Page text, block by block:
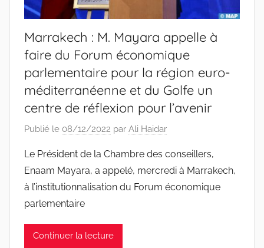
Marrakech : M. Mayara appelle à
faire du Forum économique
parlementaire pour la région euro-
méditerranéenne et du Golfe un
centre de réflexion pour l’avenir
Publié le 08/12/2022 par Ali Haidar
Le Président de la Chambre des conseillers,
Enaam Mayara, a appelé, mercredi à Marrakech,
à l’institutionnalisation du Forum économique
parlementaire
Continuer la lecture